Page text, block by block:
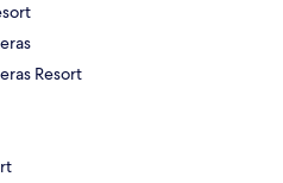
Resort